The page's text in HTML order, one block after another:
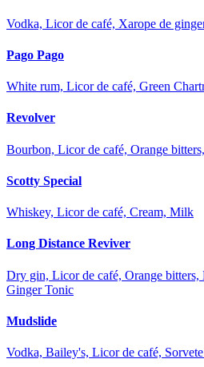
Vodka, Licor de café, Xarope de
Pago Pago
White rum, Licor de café, Green
Revolver
Bourbon, Licor de café, Orange
Scotty Special
Whiskey, Licor de café, Cream, Milk
Long Distance Reviver
Dry gin, Licor de café, Orange
Ginger Tonic
Mudslide
Vodka, Bailey's, Licor de café,